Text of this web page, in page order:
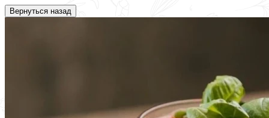
Вернуться назад